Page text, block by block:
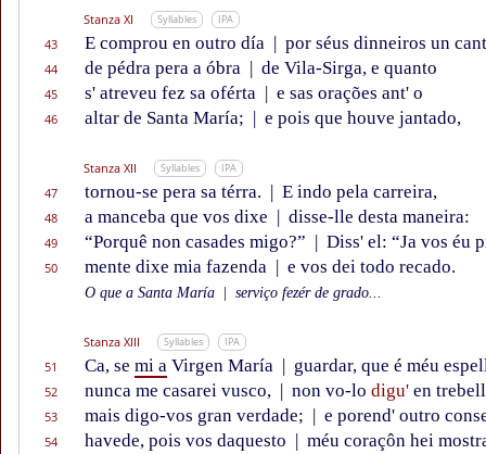
Stanza XI Syllables IPA
43 E comprou en outro día | por séus dinneiros un
44 de pédra pera a óbra | de Vila-Sirga, e quanto
45 s' atreveu fez sa oférta | e sas orações ant' o
46 altar de Santa María; | e pois que houve jantado,
Stanza XII Syllables IPA
47 tornou-se pera sa térra. | E indo pela carreira,
48 a manceba que vos dixe | disse-lle desta maneira:
49 “Porquê non casades migo?” | Diss' el: “Ja vos éu
50 mente dixe mia fazenda | e vos dei todo recado.
O que a Santa María serviço fezér de grado...
Stanza XIII Syllables IPA
51 Ca, se mi a Virgen María | guardar, que é méu
52 nunca me casarei vusco, | non vo-lo digu' en
53 mais digo-vos gran verdade; | e porend' outro
54 havede, pois vos daquesto | méu coraçôn hei